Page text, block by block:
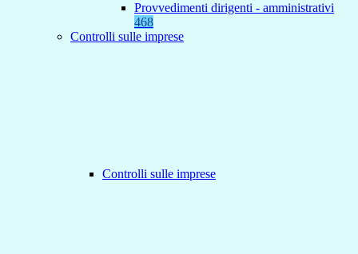
Provvedimenti dirigenti - amministrativi
468
Controlli sulle imprese
Controlli sulle imprese